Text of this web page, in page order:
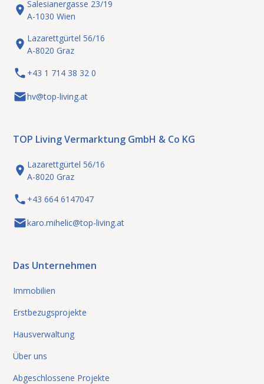
Salesianergasse 23/19
A-1030 Wien
Lazarettgürtel 56/16
A-8020 Graz
+43 1 714 38 32 0
hv@top-living.at
TOP Living Vermarktung GmbH & Co KG
Lazarettgürtel 56/16
A-8020 Graz
+43 664 6147047
karo.mihelic@top-living.at
Das Unternehmen
Immobilien
Erstbezugsprojekte
Hausverwaltung
Über uns
Abgeschlossene Projekte